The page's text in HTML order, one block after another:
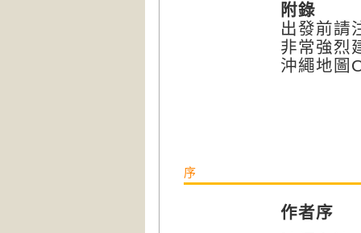
附錄
出發前
非常強烈
沖繩地圖
序
作者序